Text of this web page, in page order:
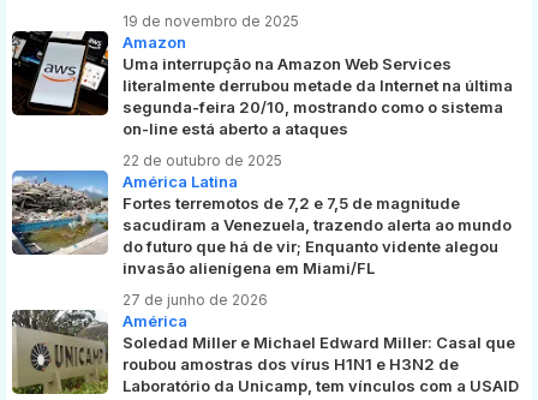
19 de novembro de 2025
Amazon
Uma interrupção na Amazon Web Services
literalmente derrubou metade da Internet na última
segunda-feira 20/10, mostrando como o sistema
on-line está aberto a ataques
22 de outubro de 2025
América Latina
Fortes terremotos de 7,2 e 7,5 de magnitude
sacudiram a Venezuela, trazendo alerta ao mundo
do futuro que há de vir; Enquanto vidente alegou
invasão alienígena em Miami/FL
27 de junho de 2026
América
Soledad Miller e Michael Edward Miller: Casal que
roubou amostras dos vírus H1N1 e H3N2 de
Laboratório da Unicamp, tem vínculos com a USAID